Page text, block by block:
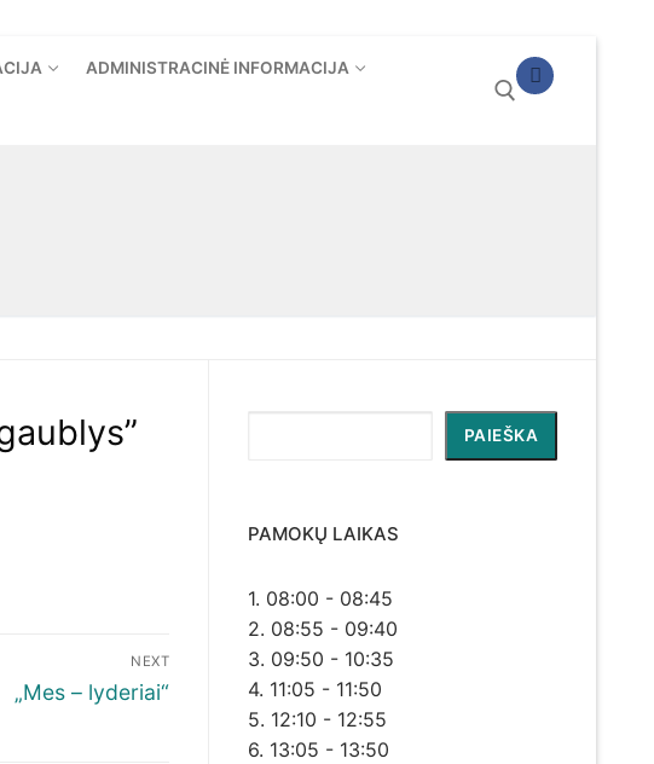
ADMINISTRACINĖ INFORMACIJA
NEXT
Next
„Mes – lyderiai“
PAIEŠKA
PAMOKŲ LAIKAS
1. 08:00 - 08:45
2. 08:55 - 09:40
3. 09:50 - 10:35
4. 11:05 - 11:50
5. 12:10 - 12:55
6. 13:05 - 13:50